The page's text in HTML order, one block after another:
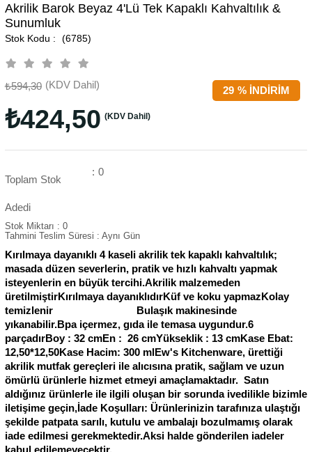
Akrilik Barok Beyaz 4'lü Tek Kapaklı Kahvaltılık &
Sunumluk
(6785)
%
29 İNDIRIM
₺594,30 (KDV Dahil)
₺424,50 (KDV Dahil)
Toplam Stok
Adedi
: 0
Stok Miktarı : 0
Tahmini Teslim Süresi : Aynı Gün
Kırılmaya dayanıklı 4 kaseli akrilik tek kapaklı kahvaltılık;
masada düzen severlerin, pratik ve hızlı kahvaltı yapmak
isteyenlerin en büyük tercihi.Akrilik malzemeden
üretilmiştirKırılmaya dayanıklıdırKüf ve koku yapmazKolay
temizlenir Bulaşık makinesinde
yıkanabilir.Bpa içermez, gıda ile temasa uygundur.6
parçadırBoy : 32 cmEn : 26 cmYükseklik : 13 cmKase Ebat:
12,50*12,50Kase Hacim: 300 mlEw's Kitchenware, ürettiği
akrilik mutfak gereçleri ile alıcısına pratik, sağlam ve uzun
ömürlü ürünlerle hizmet etmeyi amaçlamaktadır. Satın
aldığınız ürünlerle ile ilgili oluşan bir sorunda ivedilikle bizimle
iletişime geçin,İade Koşulları: Ürünlerinizin tarafınıza ulaştığı
şekilde patpata sarılı, kutulu ve ambalajı bozulmamış olarak
iade edilmesi gerekmektedir.Aksi halde gönderilen iadeler
kabul edilemeyecektir.